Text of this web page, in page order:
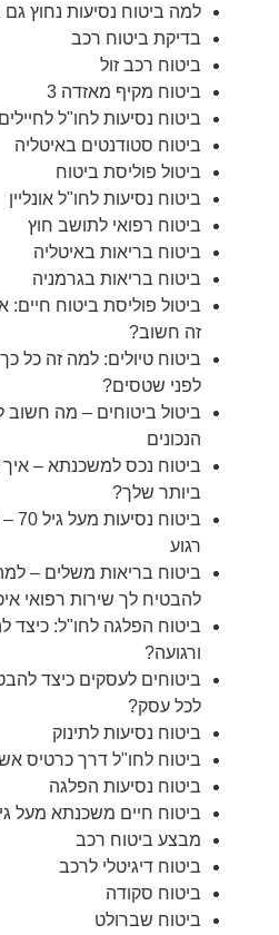
למה ביטוח נסיעות נחוץ
בדיקת ביטוח רכב
ביטוח רכב זול
ביטוח מקיף מאזדה 3
ביטוח נסיעות לחו"ל
ביטוח סטודנטים באיטליה
ביטול פוליסת ביטוח
ביטוח נסיעות לחו"ל אונליין
ביטוח רפואי לתושב חוץ
ביטוח בריאות באיטליה
ביטוח בריאות בגרמניה
ביטול פוליסת ביטוח חיים:
זה חשוב?
ביטוח טיולים: למה זה כל
לפני שטסים?
ביטול ביטוחים – מה
הנכונים
ביטוח נכס למשכנתא –
ביותר שלך?
רגוע
ביטוח בריאות משלים –
להבטיח לך שירות רפואי
ביטוח הפלגה לחו"ל: כיצד
ורגועה?
ביטוחים לעסקים כיצד
לכל עסק?
ביטוח נסיעות לתינוק
ביטוח לחו"ל דרך כרטיס
ביטוח נסיעות הפלגה
ביטוח חיים משכנתא מעל גיל
מבצע ביטוח רכב
ביטוח דיגיטלי לרכב
ביטוח סקודה
ביטוח שברולט